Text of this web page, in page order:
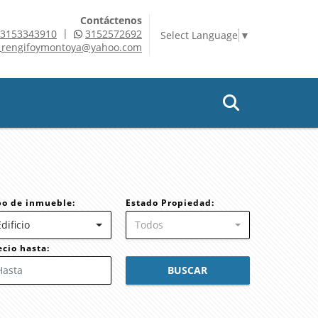
Contáctenos
3153343910|
3152572692
rengifoymontoya@yahoo.com
Select Language ▼
de inmueble: Estado Propiedad:
Todos
hasta:
BUSCAR